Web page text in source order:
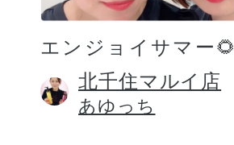
エンジョイサマー🌻
北千住マルイ店
あゆっち